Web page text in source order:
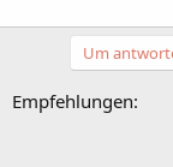
Um
Empfehlungen: